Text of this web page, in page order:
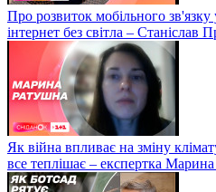
Про розвиток мобільного зв'язку
інтернет без світла – Станіслав
Як війна впливає на зміну
все теплішає – експертка